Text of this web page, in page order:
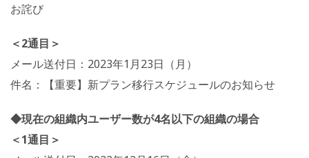
お詫び
＜2通目＞
メール送付日：2023年1月23日（月）
件名：【重要】新プラン移行スケジュールのお知らせ
◆現在の組織内ユーザー数が4名以下の組織の場合
＜1通目＞